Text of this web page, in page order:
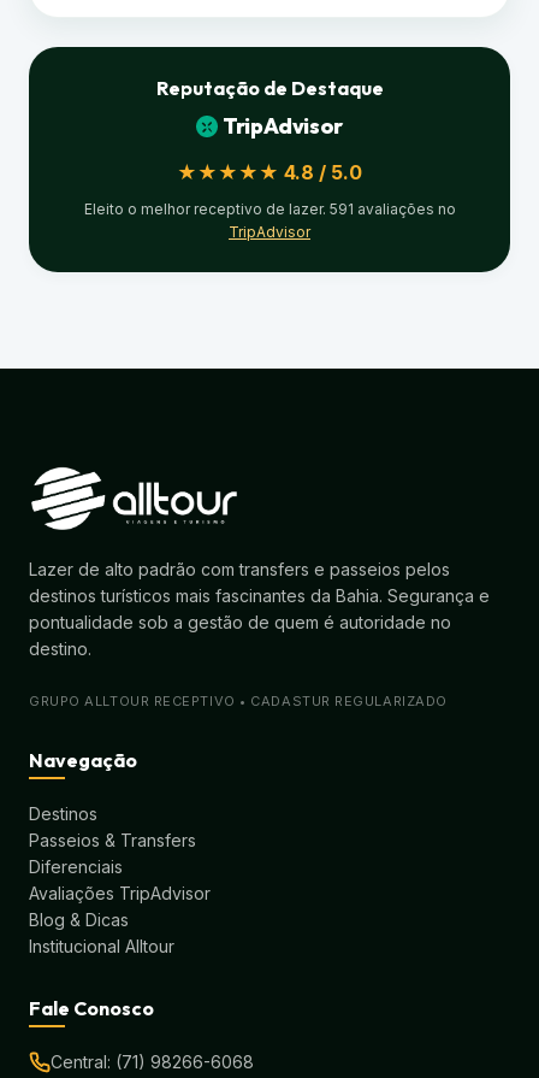
Reputação de Destaque
TripAdvisor
★★★★★ 4.8 / 5.0
Eleito o melhor receptivo de lazer. 591 avaliações no
TripAdvisor
Lazer de alto padrão com transfers e passeios pelos
destinos turísticos mais fascinantes da Bahia. Segurança e
pontualidade sob a gestão de quem é autoridade no
destino.
GRUPO ALLTOUR RECEPTIVO • CADASTUR REGULARIZADO
Navegação
Destinos
Passeios & Transfers
Diferenciais
Avaliações TripAdvisor
Blog & Dicas
Institucional Alltour
Fale Conosco
Central: (71) 98266-6068